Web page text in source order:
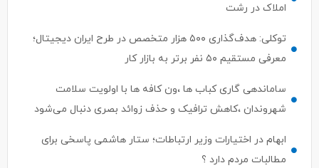
املاک در رشت
توکلی: هدف‌گذاری ۵۰۰ هزار متخصص در طرح ایران دیجیتال؛
معرفی مستقیم ۵۰ نفر برتر به بازار کار
ساماندهی گاری کباب ها ،ون کافه ها با اولویت سلامت
شهروندان ،کاهش ترافیک و حذف زوائد بصری دنبال می‌شود
ابهام در اختیارات وزیر ارتباطات؛ ستار هاشمی پاسخی برای
مطالبات مردم دارد ؟